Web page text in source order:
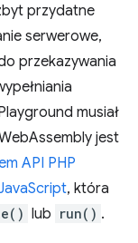
przydatne
serwerowe,
przekazywania
musiał
jest
API PHP
, która
lub run() .